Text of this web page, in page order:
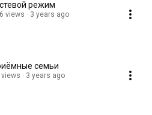
режим
views 3 years ago
семьи
3 years ago